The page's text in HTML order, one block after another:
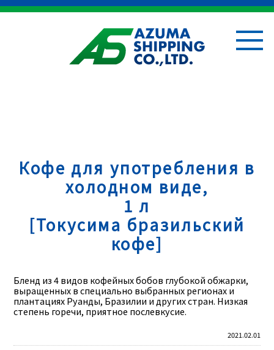
Кофе для употребления в
холодном виде,
1 л
[Токусима бразильский
кофе]
Бленд из 4 видов кофейных бобов глубокой обжарки,
выращенных в специально выбранных регионах и
плантациях Руанды, Бразилии и других стран. Низкая
степень горечи, приятное послевкусие.
2021.02.01